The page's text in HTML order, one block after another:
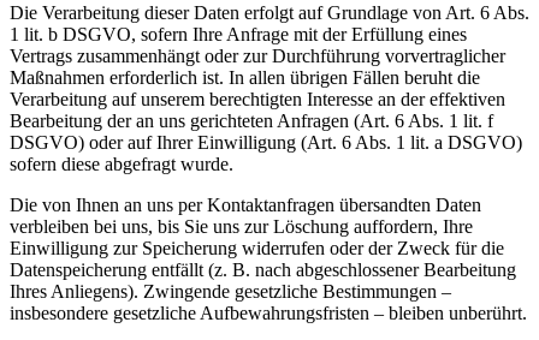
Die Verarbeitung dieser Daten erfolgt auf Grundlage von Art. 6 Abs.
1 lit. b DSGVO, sofern Ihre Anfrage mit der Erfüllung eines
Vertrags zusammenhängt oder zur Durchführung vorvertraglicher
Maßnahmen erforderlich ist. In allen übrigen Fällen beruht die
Verarbeitung auf unserem berechtigten Interesse an der effektiven
Bearbeitung der an uns gerichteten Anfragen (Art. 6 Abs. 1 lit. f
DSGVO) oder auf Ihrer Einwilligung (Art. 6 Abs. 1 lit. a DSGVO)
sofern diese abgefragt wurde.
Die von Ihnen an uns per Kontaktanfragen übersandten Daten
verbleiben bei uns, bis Sie uns zur Löschung auffordern, Ihre
Einwilligung zur Speicherung widerrufen oder der Zweck für die
Datenspeicherung entfällt (z. B. nach abgeschlossener Bearbeitung
Ihres Anliegens). Zwingende gesetzliche Bestimmungen –
insbesondere gesetzliche Aufbewahrungsfristen – bleiben unberührt.